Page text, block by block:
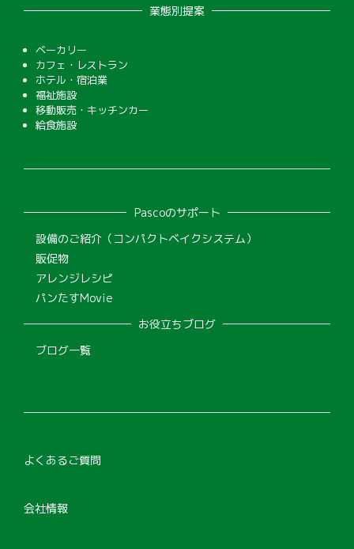
業態別提案
ベーカリー
カフェ・レストラン
ホテル・宿泊業
福祉施設
移動販売・キッチンカー
給食施設
Pascoのサポート
設備のご紹介（コンパクトベイクシステム）
販促物
アレンジレシピ
パンたすMovie
お役立ちブログ
ブログ一覧
よくあるご質問
会社情報